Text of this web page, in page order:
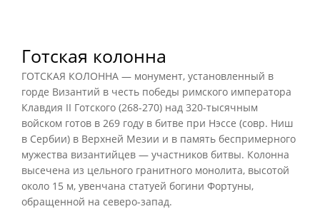
Готская колонна
ГОТСКАЯ КОЛОННА — монумент, установленный в
горде Византий в честь победы римского императора
Клавдия II Готского (268-270) над 320-тысячным
войском готов в 269 году в битве при Нэссе (совр. Ниш
в Сербии) в Верхней Мезии и в память беспримерного
мужества византийцев — участников битвы. Колонна
высечена из цельного гранитного монолита, высотой
около 15 м, увенчана статуей богини Фортуны,
обращенной на северо-запад.